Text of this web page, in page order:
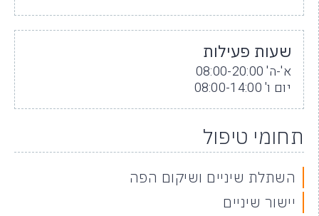
שעות פעילות
א'-ה' 08:00-20:00
יום ו' 08:00-14:00
תחומי טיפול
השתלת שיניים ושיקום הפה
יישור שיניים